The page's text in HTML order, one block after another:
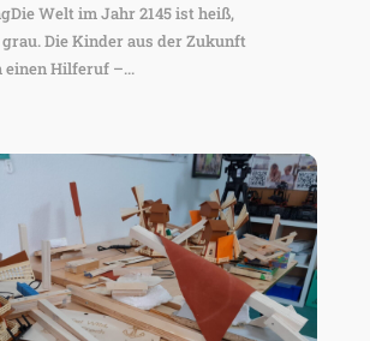
Welt im Jahr 2145 ist heiß,
Die Kinder aus der Zukunft
einen Hilferuf –...